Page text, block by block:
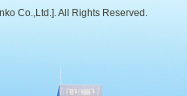
Co.,Ltd.]. All Rights Reserved.